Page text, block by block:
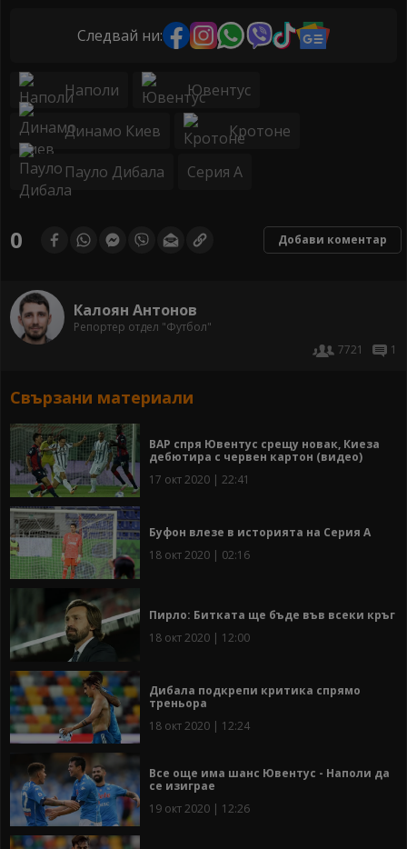
Следвай ни:
Наполи Ювентус
Динамо Киев Кротоне
Пауло Дибала Серия А
0 Добави коментар
Калоян Антонов
Репортер отдел "Футбол"
7721
1
Свързани материали
ВАР спря Ювентус срещу новак, Киеза
дебютира с червен картон (видео)
17 окт 2020 | 22:41
Буфон влезе в историята на Серия А
18 окт 2020 | 02:16
Пирло: Битката ще бъде във всеки кръг
18 окт 2020 | 12:00
Дибала подкрепи критика спрямо
треньора
18 окт 2020 | 12:24
Все още има шанс Ювентус - Наполи да
се изиграе
19 окт 2020 | 12:26